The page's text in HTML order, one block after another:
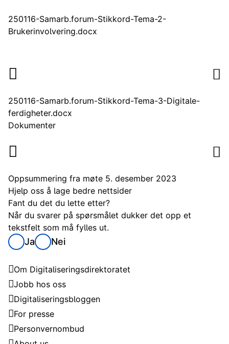
250116-Samarb.forum-Stikkord-Tema-2-
Brukerinvolvering.docx
250116-Samarb.forum-Stikkord-Tema-3-Digitale-
ferdigheter.docx
Dokumenter
Oppsummering fra møte 5. desember 2023
Hjelp oss å lage bedre nettsider
Fant du det du lette etter?
Når du svarer på spørsmålet dukker det opp et
tekstfelt som må fylles ut.
Ja Nei
Om Digitaliseringsdirektoratet
Jobb hos oss
Digitaliseringsbloggen
For presse
Personvernombud